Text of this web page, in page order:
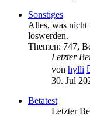
Sonstiges
Alles, was nicht
loswerden.
Themen: 747,
Letzter
von hylli
30. Jul
Betatest
Letzter